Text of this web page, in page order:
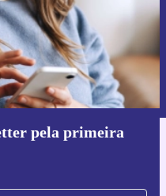
pela primeira
podem ser encontrados na
da app refurbed